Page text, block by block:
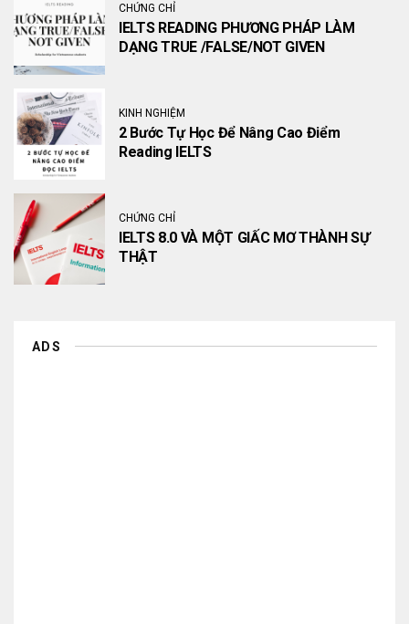
CHỨNG CHỈ
IELTS READING PHƯƠNG PHÁP LÀM
DẠNG TRUE /FALSE/NOT GIVEN
KINH NGHIỆM
2 Bước Tự Học Để Nâng Cao Điểm
Reading IELTS
CHỨNG CHỈ
IELTS 8.0 VÀ MỘT GIẤC MƠ THÀNH SỰ
THẬT
ADS